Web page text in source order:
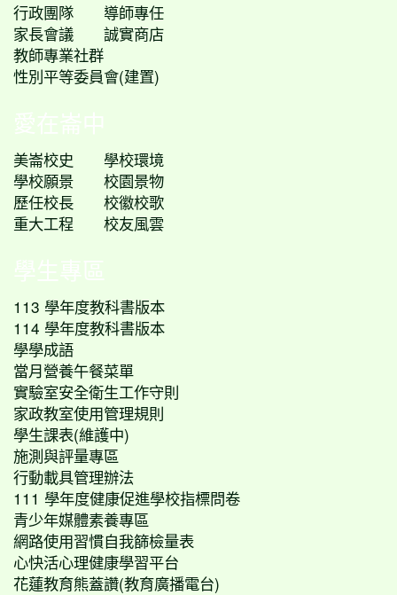
行政團隊
導師專任
家長會議
誠實商店
教師專業社群
性別平等委員會(建置)
愛在崙中
美崙校史
學校環境
學校願景
校園景物
歷任校長
校徽校歌
重大工程
校友風雲
學生專區
113 學年度教科書版本
114 學年度教科書版本
學學成語
當月營養午餐菜單
實驗室安全衛生工作守則
家政教室使用管理規則
學生課表(維護中)
施測與評量專區
行動載具管理辦法
111 學年度健康促進學校指標問卷
青少年媒體素養專區
網路使用習慣自我篩檢量表
心快活心理健康學習平台
花蓮教育熊蓋讚(教育廣播電台)